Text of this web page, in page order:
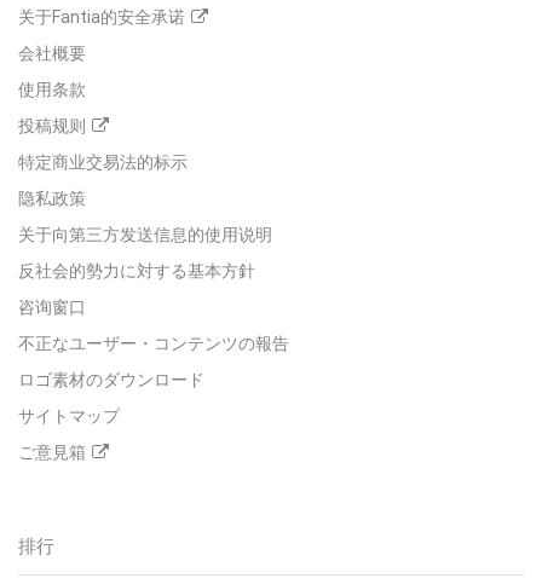
关于Fantia的安全承诺
会社概要
使用条款
投稿规则
特定商业交易法的标示
隐私政策
关于向第三方发送信息的使用说明
反社会的勢力に対する基本方針
咨询窗口
不正なユーザー・コンテンツの報告
ロゴ素材のダウンロード
サイトマップ
ご意見箱
排行